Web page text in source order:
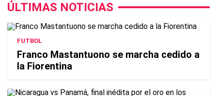
ÚLTIMAS NOTICIAS
FUTBOL
Franco Mastantuono se marcha cedido a
la Fiorentina